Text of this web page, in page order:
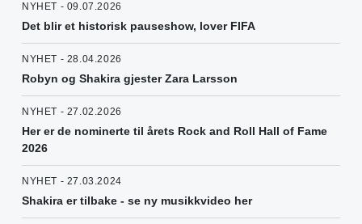
NYHET - 09.07.2026
Det blir et historisk pauseshow, lover FIFA
NYHET - 28.04.2026
Robyn og Shakira gjester Zara Larsson
NYHET - 27.02.2026
Her er de nominerte til årets Rock and Roll Hall of Fame
2026
NYHET - 27.03.2024
Shakira er tilbake - se ny musikkvideo her